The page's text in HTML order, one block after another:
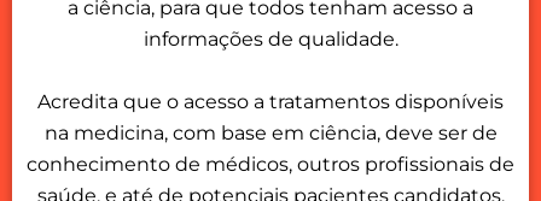
a ciência, para que todos tenham acesso a
informações de qualidade.
Acredita que o acesso a tratamentos disponíveis
na medicina, com base em ciência, deve ser de
conhecimento de médicos, outros profissionais de
saúde, e até de potenciais pacientes candidatos.